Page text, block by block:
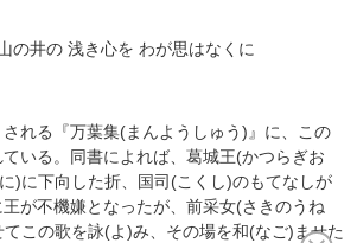
の井の 浅き心を わが思はなくに
れる『万葉集(まんようしゅう)』に、この
いる。同書によれば、葛城王(かつらぎお
)に下向した折、国司(こくし)のもてなしが
が不機嫌となったが、前采女(さきのうね
この歌を詠(よ)み、その場を和(なご)ませた